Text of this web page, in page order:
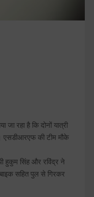
रहा है कि दोनों यात्री
एसडीआरएफ की टीम मौके
हुकुम सिंह और रविंद्र ने
सहित पुल से गिरकर